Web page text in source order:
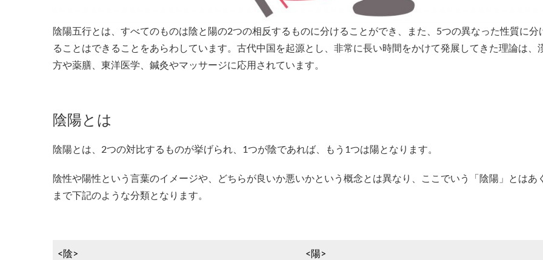
陰陽五行とは、すべてのものは陰と陽の2つの相反するものに分けることができ、また、5つの異なった性質に分
ることはできることをあらわしています。古代中国を起源とし、非常に長い時間をかけて発展してきた理論は、
方や薬膳、東洋医学、鍼灸やマッサージに応用されています。
陰陽とは
陰陽とは、2つの対比するものが挙げられ、1つが陰であれば、もう1つは陽となります。
陰性や陽性という言葉のイメージや、どちらが良いか悪いかという概念とは異なり、ここでいう「陰陽」とはあく
まで下記のような分類となります。
<陰> <陽>